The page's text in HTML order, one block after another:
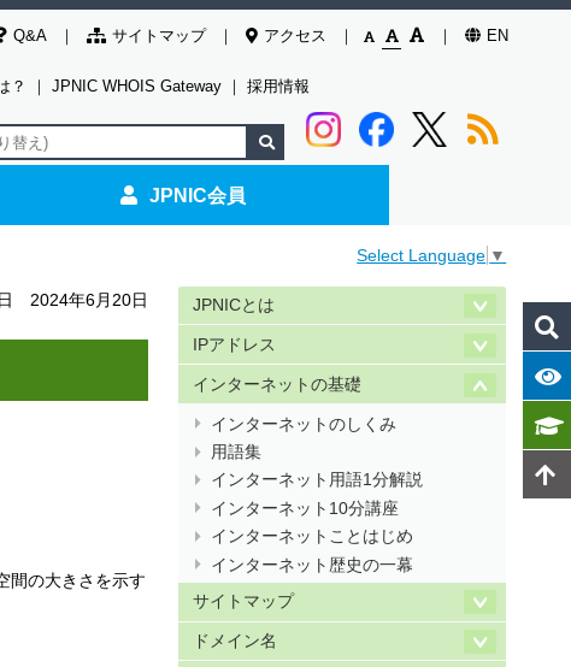
Q&A サイトマップ アクセス EN
？ ｜ JPNIC WHOIS Gateway ｜ 採用情報
JPNIC会員
Select Language ▼
2024年6月20日
間の大きさを示す
JPNICとは
IPアドレス
インターネットの基礎
インターネットのしくみ
用語集
インターネット用語1分解説
インターネット10分講座
インターネットことはじめ
インターネット歴史の一幕
サイトマップ
ドメイン名